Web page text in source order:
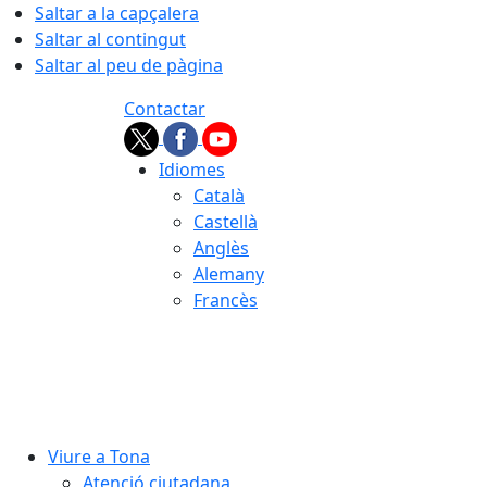
Saltar a la capçalera
Saltar al contingut
Saltar al peu de pàgina
Contactar
Idiomes
Català
Castellà
Anglès
Alemany
Francès
Viure a Tona